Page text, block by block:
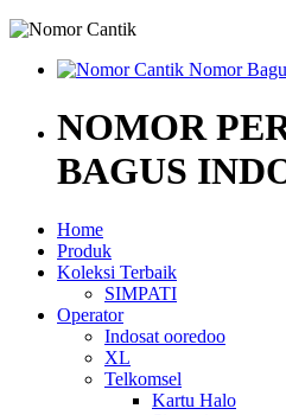
NOMOR
BAGUS
Home
Produk
Koleksi Terbaik
SIMPATI
Operator
Indosat ooredoo
XL
Telkomsel
Kartu Halo